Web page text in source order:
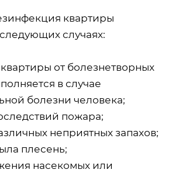
квартиры
случаях:
от болезнетворных
в случае
болезни человека;
пожара;
неприятных запахов;
плесень;
насекомых или